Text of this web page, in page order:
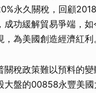
永久關稅，回顧
成功緩解貿易爭端，
為美國創造經濟紅利
關稅政策難以預料的
大盤的00858永豐美